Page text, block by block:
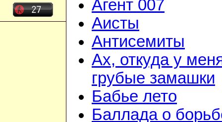
Агент 007
Аисты
Антисемиты
Ах, откуда у
грубые замашки
Бабье лето
Баллада о